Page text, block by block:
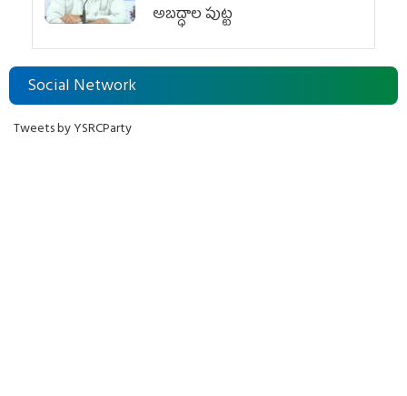
అబద్ధాల పుట్ట
Social Network
Tweets by YSRCParty